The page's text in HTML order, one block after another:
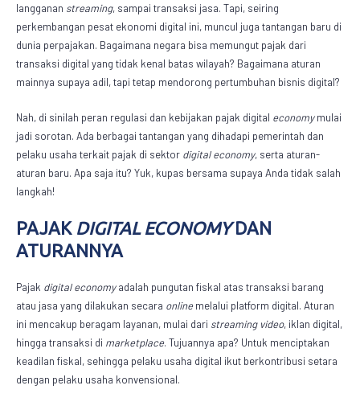
langganan streaming, sampai transaksi jasa. Tapi, seiring
perkembangan pesat ekonomi digital ini, muncul juga tantangan baru di
dunia perpajakan. Bagaimana negara bisa memungut pajak dari
transaksi digital yang tidak kenal batas wilayah? Bagaimana aturan
mainnya supaya adil, tapi tetap mendorong pertumbuhan bisnis digital?
Nah, di sinilah peran regulasi dan kebijakan pajak digital economymulai
jadi sorotan. Ada berbagai tantangan yang dihadapi pemerintah dan
pelaku usaha terkait pajak di sektor digital economy, serta aturan-
aturan baru. Apa saja itu? Yuk, kupas bersama supaya Anda tidak salah
langkah!
PAJAK DIGITAL ECONOMY DAN
ATURANNYA
Pajak digital economyadalah pungutan fiskal atas transaksi barang
atau jasa yang dilakukan secara onlinemelalui platform digital. Aturan
ini mencakup beragam layanan, mulai dari streaming video, iklan digital,
hingga transaksi di marketplace. Tujuannya apa? Untuk menciptakan
keadilan fiskal, sehingga pelaku usaha digital ikut berkontribusi setara
dengan pelaku usaha konvensional.